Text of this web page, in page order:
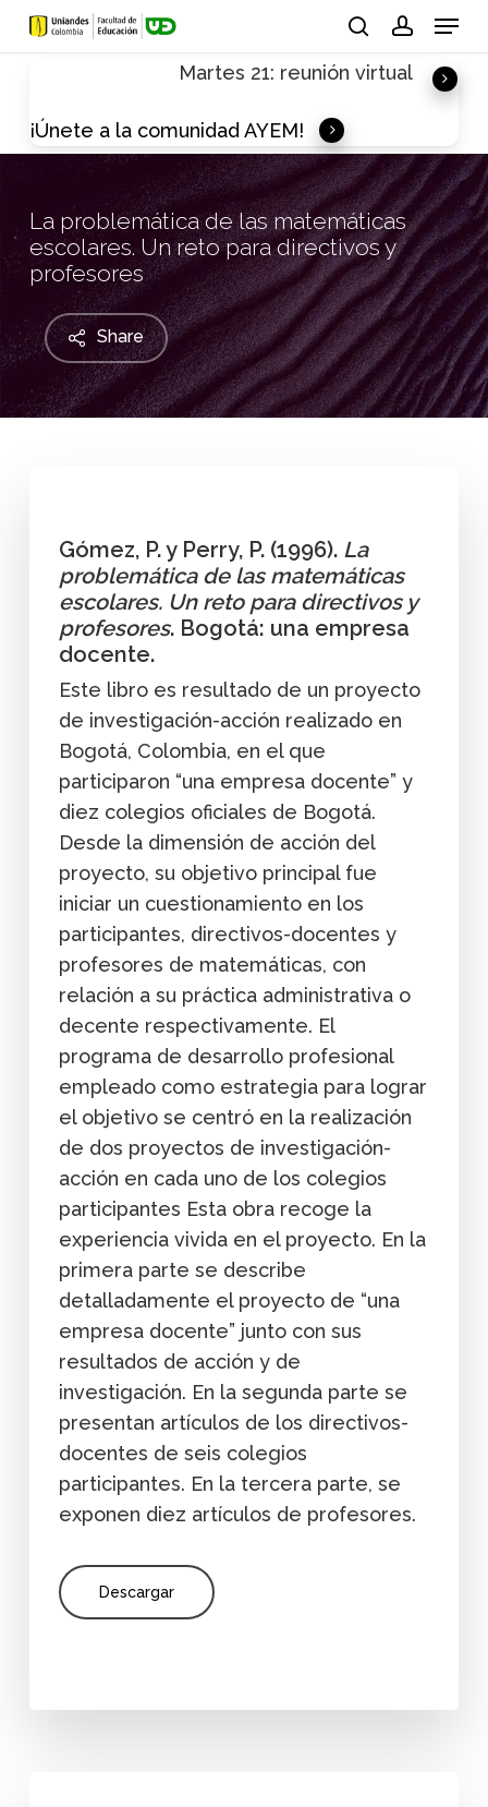
Skip
Menu
Martes 21: reunión virtual
¡Únete a la comunidad AYEM!
La problemática de las matemáticas
escolares. Un reto para directivos y
profesores
Share
Gómez, P. y Perry, P. (1996). La
problemática de las matemáticas
escolares. Un reto para directivos y
profesores. Bogotá: una empresa
docente.
Este libro es resultado de un proyecto
de investigación-acción realizado en
Bogotá, Colombia, en el que
participaron “una empresa docente” y
diez colegios oficiales de Bogotá.
Desde la dimensión de acción del
proyecto, su objetivo principal fue
iniciar un cuestionamiento en los
participantes, directivos-docentes y
profesores de matemáticas, con
relación a su práctica administrativa o
decente respectivamente. El
programa de desarrollo profesional
empleado como estrategia para lograr
el objetivo se centró en la realización
de dos proyectos de investigación-
acción en cada uno de los colegios
participantes Esta obra recoge la
experiencia vivida en el proyecto. En la
primera parte se describe
detalladamente el proyecto de “una
empresa docente” junto con sus
resultados de acción y de
investigación. En la segunda parte se
presentan artículos de los directivos-
docentes de seis colegios
participantes. En la tercera parte, se
exponen diez artículos de profesores.
Descargar